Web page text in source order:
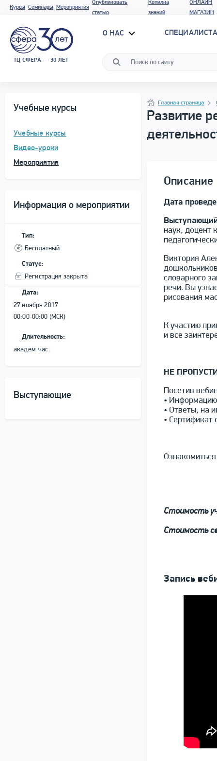
Курсы Семинары Мероприятия
Опубликовать
статью
Копилка
знаний
ОНЛАЙН
МАГАЗИН
ТЦ СФЕРА — 30 ЛЕТ
О НАС
Учебные курсы
Учебные курсы
Видео-уроки
Мероприятия
Информация о мероприятии
Тип:
Бесплатный
Статус:
Регистрация закрыта
Дата:
27 ноября 2017
00:00-00:00 (МСК)
Длительность:
академ. час.
Выступающие
НавигацияГлавная страница
Развитие
Описание
Дата
наук, доцент
Виктория
словарного
речи. Вы
рисования
К участию
и все
НЕ
Посетив
•
• Ответы, на
• Сертификат
Стоимость
Стоимость
Запись